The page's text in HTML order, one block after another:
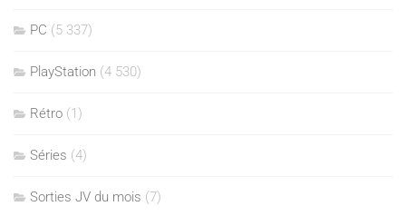
PC (5 337)
PlayStation (4 530)
Rétro (1)
Séries (4)
Sorties JV du mois (7)